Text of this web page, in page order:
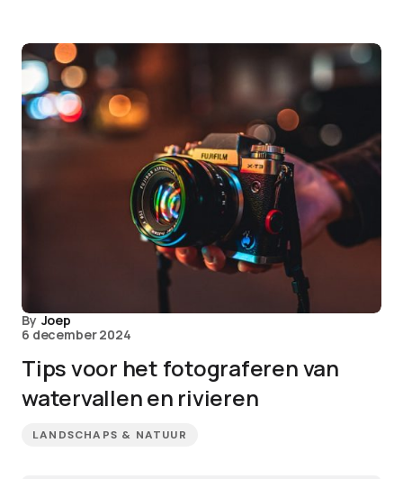
By Joep
6 december 2024
Tips voor het fotograferen van
watervallen en rivieren
LANDSCHAPS & NATUUR